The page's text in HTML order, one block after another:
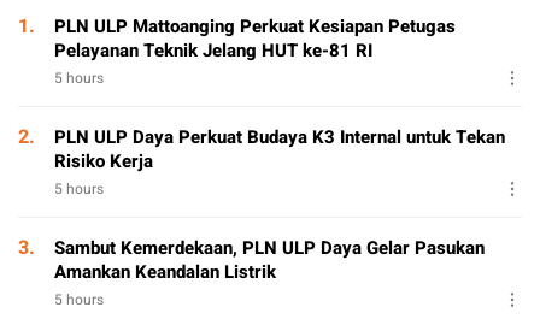
1.
PLN ULP Mattoanging Perkuat Kesiapan Petugas
Pelayanan Teknik Jelang HUT ke-81 RI
5 hours
2.
PLN ULP Daya Perkuat Budaya K3 Internal untuk Tekan
Risiko Kerja
5 hours
3.
Sambut Kemerdekaan, PLN ULP Daya Gelar Pasukan
Amankan Keandalan Listrik
5 hours